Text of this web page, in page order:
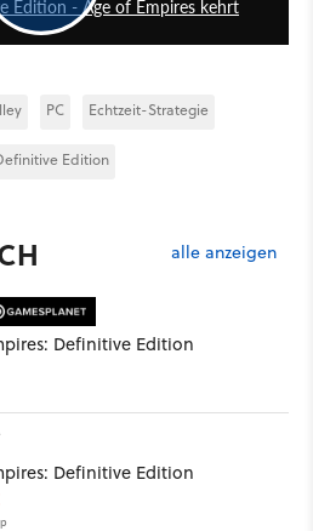
Edition - Age of Empires kehrt
PC Echtzeit-Strategie
Edition
alle anzeigen
Definitive Edition
Definitive Edition